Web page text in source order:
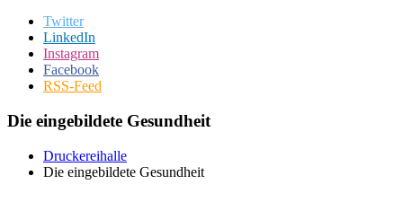
Twitter
LinkedIn
Instagram
Facebook
RSS-Feed
Die eingebildete Gesundheit
Druckereihalle
Die eingebildete Gesundheit